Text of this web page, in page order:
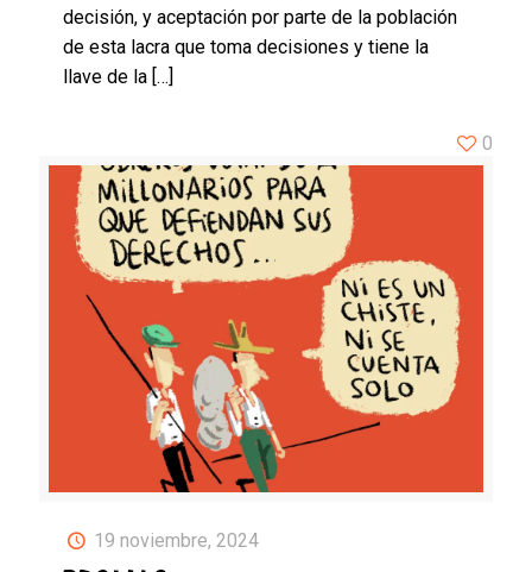
decisión, y aceptación por parte de la población
de esta lacra que toma decisiones y tiene la
llave de la […]
19 noviembre, 2024
0